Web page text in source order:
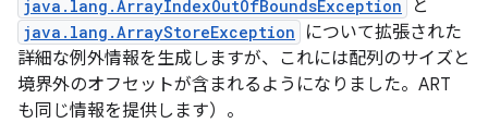
java.lang.ArrayIndexOutOfBoundsException と
java.lang.ArrayStoreException
について拡張された
詳細な例外情報を生成しますが、これには配列のサイズと
境界外のオフセットが含まれるようになりました。ART
も同じ情報を提供します）。